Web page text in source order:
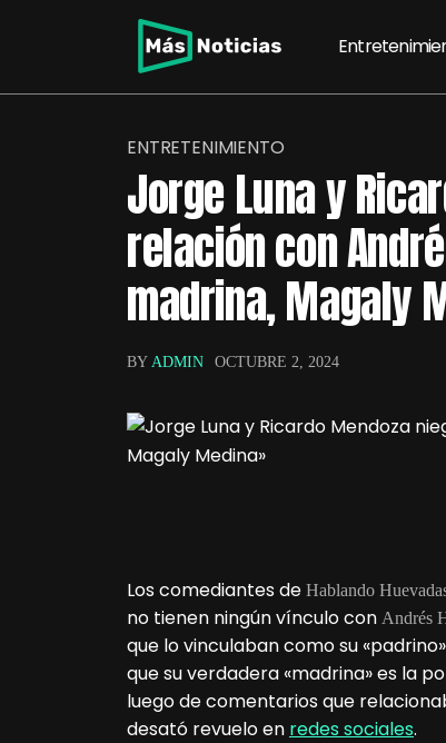
ENTRETENIMIENTO
Jorge Luna y
relación con
madrina, Magaly
BY ADMIN OCTUBRE 2, 2024
Los comediantes de Hablando
no tienen ningún vínculo con Andrés
que lo vinculaban como su
que su verdadera «madrina» es la
luego de comentarios que
desató revuelo en redes sociales.